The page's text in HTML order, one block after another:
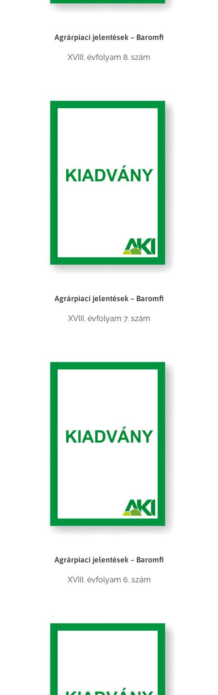
Agrárpiaci jelentések – Baromfi
XVIII. évfolyam 8. szám
Agrárpiaci jelentések – Baromfi
XVIII. évfolyam 7. szám
Agrárpiaci jelentések – Baromfi
XVIII. évfolyam 6. szám